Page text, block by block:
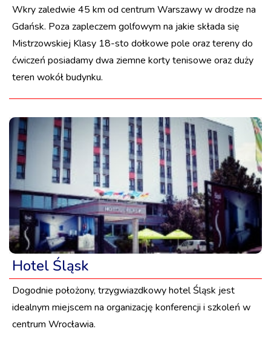
Wkry zaledwie 45 km od centrum Warszawy w drodze na
Gdańsk. Poza zapleczem golfowym na jakie składa się
Mistrzowskiej Klasy 18-sto dołkowe pole oraz tereny do
ćwiczeń posiadamy dwa ziemne korty tenisowe oraz duży
teren wokół budynku.
Hotel Śląsk
Dogodnie położony, trzygwiazdkowy hotel Śląsk jest
idealnym miejscem na organizację konferencji i szkoleń w
centrum Wrocławia.